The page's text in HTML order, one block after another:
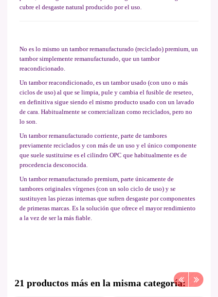
cubre el desgaste natural producido por el uso.
No es lo mismo un tambor remanufacturado (reciclado) premium, un
tambor simplemente remanufacturado, que un tambor
reacondicionado.
Un tambor reacondicionado, es un tambor usado (con uno o más
ciclos de uso) al que se limpia, pule y cambia el fusible de reseteo,
en definitiva sigue siendo el mismo producto usado con un lavado
de cara. Habitualmente se comercializan como reciclados, pero no
lo son.
Un tambor remanufacturado corriente, parte de tambores
previamente reciclados y con más de un uso y el único componente
que suele sustituirse es el cilindro OPC que habitualmente es de
procedencia desconocida.
Un tambor remanufacturado premium, parte únicamente de
tambores originales vírgenes (con un solo ciclo de uso) y se
sustituyen las piezas internas que sufren desgaste por componentes
de primeras marcas. Es la solución que ofrece el mayor rendimiento
a la vez de ser la más fiable.
21 productos más en la misma categoría: